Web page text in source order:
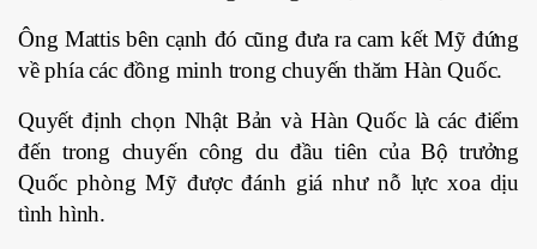
Ông Mattis bên cạnh đó cũng đưa ra cam kết Mỹ đứng
về phía các đồng minh trong chuyến thăm Hàn Quốc.
Quyết định chọn Nhật Bản và Hàn Quốc là các điểm
đến trong chuyến công du đầu tiên của Bộ trưởng
Quốc phòng Mỹ được đánh giá như nỗ lực xoa dịu
tình hình.